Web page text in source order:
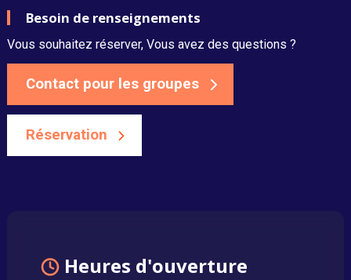
Besoin de renseignements
Vous souhaitez réserver, Vous avez des questions ?
Contact pour les groupes
Réservation
Heures d'ouverture